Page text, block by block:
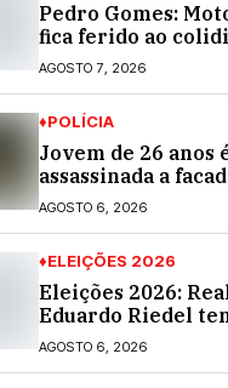
Pedro Gomes:
fica ferido ao
automóvel na Av.
Araújo; ele não
AGOSTO 7, 2026
♦POLÍCIA
Jovem de 26 anos
assassinada a
Rio Verde de Mato
suspeito é
AGOSTO 6, 2026
♦ELEIÇÕES 2026
Eleições 2026:
Eduardo Riedel
Fábio Trad, 25%, no
turno para o
AGOSTO 6, 2026